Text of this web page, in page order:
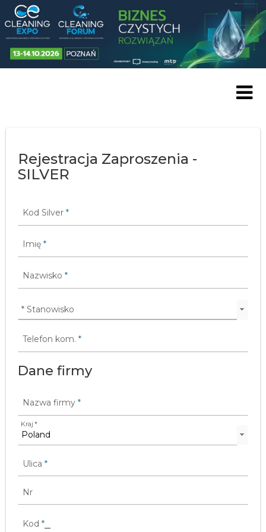
Skip to content
Rejestracja Zaproszenia -
SILVER
Kod Silver *
Imię *
Nazwisko *
Telefon kom. *
Dane firmy
Nazwa firmy *
Kraj *
Ulica *
Nr
Kod *